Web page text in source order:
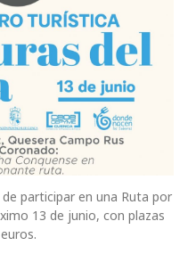
participar en una Ruta por
13 de junio, con plazas